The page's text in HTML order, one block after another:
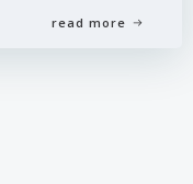
read more